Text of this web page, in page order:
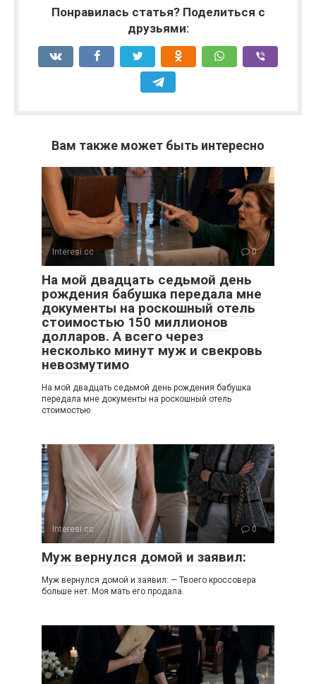
Понравилась статья? Поделиться с
друзьями:
Вам также может быть интересно
Interesi.cc 0
На мой двадцать седьмой день
рождения бабушка передала мне
документы на роскошный отель
стоимостью 150 миллионов
долларов. А всего через
несколько минут муж и свекровь
невозмутимо
На мой двадцать седьмой день рождения бабушка
передала мне документы на роскошный отель
стоимостью
Interesi.cc 0
Муж вернулся домой и заявил:
Муж вернулся домой и заявил: — Твоего кроссовера
больше нет. Моя мать его продала.